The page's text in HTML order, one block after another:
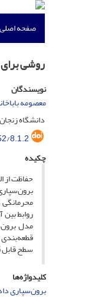
صفحه اصلی
روشی
نویسندگان
معصومه
دانشگاه زنجان
8.1.2
چکیده
حفاظت از
روابط
مدل
سطح قابل
کلیدواژه‌ها
‌برون‌سپاری